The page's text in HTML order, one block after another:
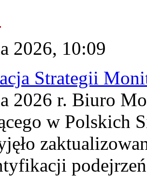
2026, 10:09
Strategii
2026 r. Biuro
w Polskich